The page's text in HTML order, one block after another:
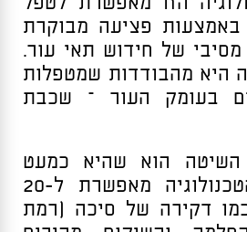
באמצעות פציעה מבוקרת
של חידוש תאי עור.
היא מהבודדות שמטפלות
בעומק העור – שכבת
השיטה הוא שהיא כמעט
ואינה כואבת. הטכנולוגיה מאפשרת ל-20
דקירה של סיכה (רמת